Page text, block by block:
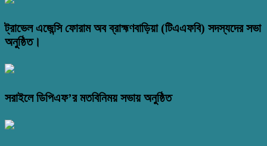
ট্রাভেল এজেন্সি ফোরাম অব ব্রাহ্মণবাড়িয়া (টিএএফবি) সদস্যদের সভা
অনুষ্ঠিত।
সরাইলে ডিপিএফ’র মতবিনিময় সভায় অনুষ্ঠিত